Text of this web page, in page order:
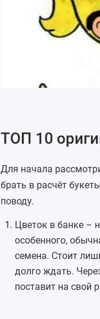
ТОП 10
Для начала
брать в расчёт
поводу.
Цветок в банке –
особенного,
семена. Стоит
долго ждать.
поставит на свой